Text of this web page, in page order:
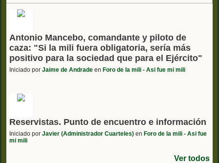
Antonio Mancebo, comandante y piloto de
caza: "Si la mili fuera obligatoria, sería más
positivo para la sociedad que para el Ejército"
Iniciado por Jaime de Andrade en Foro de la mili - Asi fue mi mili
Reservistas. Punto de encuentro e información
Iniciado por Javier (Administrador Cuarteles) en Foro de la mili - Asi fue
mi mili
Ver todos